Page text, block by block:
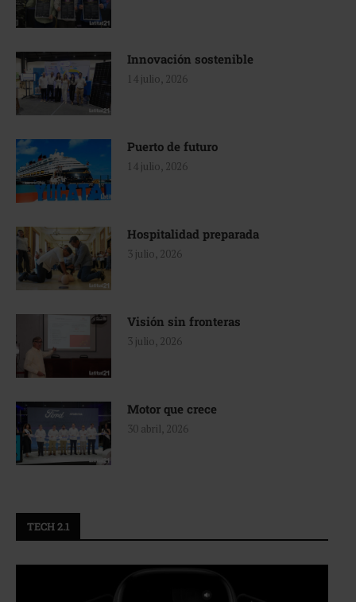
Innovación sostenible
14 julio, 2026
Puerto de futuro
14 julio, 2026
Hospitalidad preparada
3 julio, 2026
Visión sin fronteras
3 julio, 2026
Motor que crece
30 abril, 2026
TECH 2.1